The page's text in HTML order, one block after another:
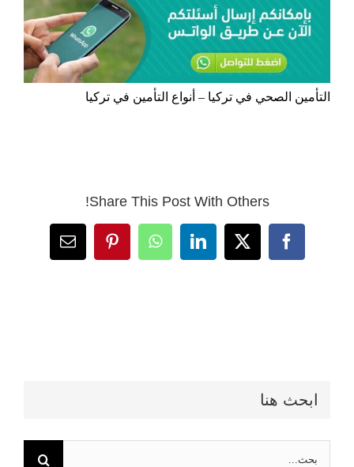
التأمين الصحي في تركيا – أنواع التأمين في تركيا
Share This Post With Others!
Facebook
X
LinkedIn
WhatsApp
Pinterest
Email
ابحث هنا